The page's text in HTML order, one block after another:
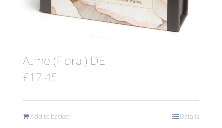
Atme (Floral) DE
£17.45
Add to basket Details